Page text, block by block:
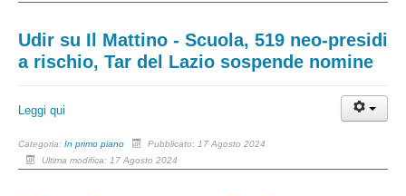
Udir su Il Mattino - Scuola, 519 neo-presidi
a rischio, Tar del Lazio sospende nomine
Leggi qui
Categoria: In primo piano
Pubblicato: 17 Agosto 2024
Ultima modifica: 17 Agosto 2024